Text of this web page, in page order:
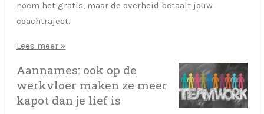
noem het gratis, maar de overheid betaalt jouw
coachtraject.
Lees meer »
Aannames: ook op de
werkvloer maken ze meer
kapot dan je lief is